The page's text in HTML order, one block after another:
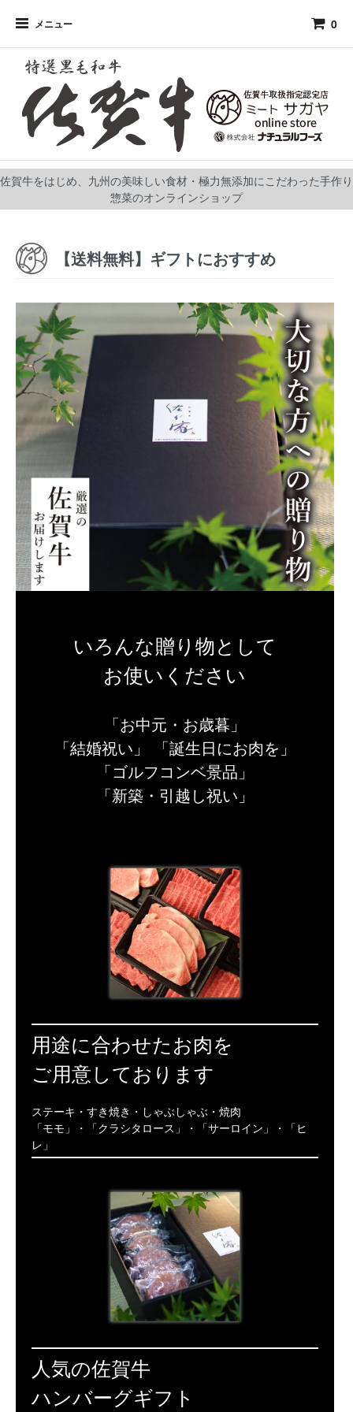
メニュー 0
佐賀牛をはじめ、九州の美味しい食材・極力無添加にこだわった手作り
惣菜のオンラインショップ
【送料無料】ギフトにおすすめ
いろんな贈り物として
お使いください
「お中元・お歳暮」
「結婚祝い」 「誕生日にお肉を」
「ゴルフコンベ景品」
「新築・引越し祝い」
用途に合わせたお肉を
ご用意しております
ステーキ・すき焼き・しゃぶしゃぶ・焼肉
「モモ」・「クラシタロース」・「サーロイン」・「ヒ
レ」
人気の佐賀牛
ハンバーグギフト